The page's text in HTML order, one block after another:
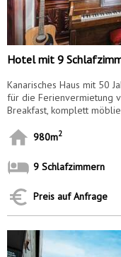
Hotel mit 9
Kanarisches Haus mit 50
für die Ferienvermietung
Breakfast, komplett
980m2
9 Schlafzimmern
Preis auf Anfrage